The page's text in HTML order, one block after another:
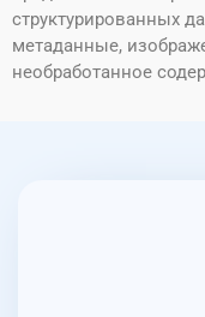
структурированных
метаданные,
необработанное